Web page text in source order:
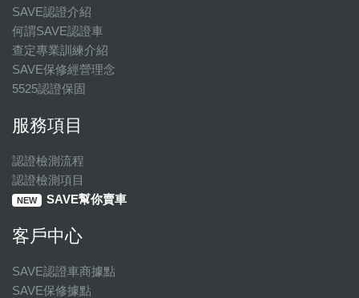
SAVE認證介紹
何謂SAVE認證車
查定專業訓練介紹
SAVE保修經營理念
5525認證保固
服務項目
認證檢測流程
認證檢測項目
NEW SAVE幫你賣車
客戶中心
SAVE認證車商據點
SAVE保修據點